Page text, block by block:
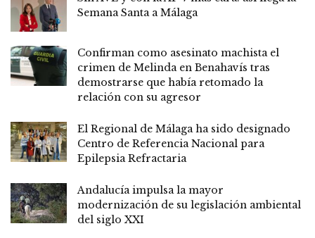
Semana Santa a Málaga
Confirman como asesinato machista el
crimen de Melinda en Benahavís tras
demostrarse que había retomado la
relación con su agresor
El Regional de Málaga ha sido designado
Centro de Referencia Nacional para
Epilepsia Refractaria
Andalucía impulsa la mayor
modernización de su legislación ambiental
del siglo XXI